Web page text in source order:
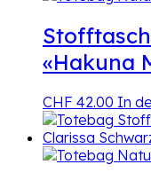
«Hakuna
CHF 42.00 In